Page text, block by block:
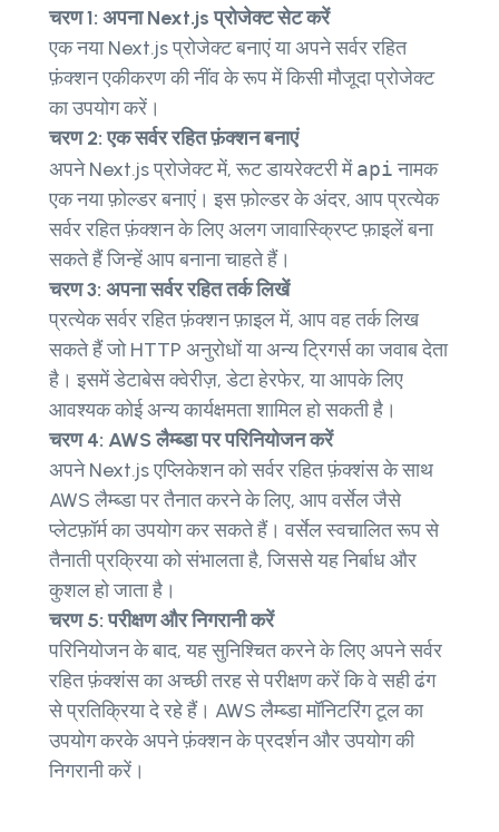
चरण 1: अपना Next.js प्रोजेक्ट सेट करें
एक नया Next.js प्रोजेक्ट बनाएं या अपने सर्वर रहित
फ़ंक्शन एकीकरण की नींव के रूप में किसी मौजूदा प्रोजेक्ट
का उपयोग करें।
चरण 2: एक सर्वर रहित फ़ंक्शन बनाएं
अपने Next.js प्रोजेक्ट में, रूट डायरेक्टरी मेंapiनामक
एक नया फ़ोल्डर बनाएं। इस फ़ोल्डर के अंदर, आप प्रत्येक
सर्वर रहित फ़ंक्शन के लिए अलग जावास्क्रिप्ट फ़ाइलें बना
सकते हैं जिन्हें आप बनाना चाहते हैं।
चरण 3: अपना सर्वर रहित तर्क लिखें
प्रत्येक सर्वर रहित फ़ंक्शन फ़ाइल में, आप वह तर्क लिख
सकते हैं जो HTTP अनुरोधों या अन्य ट्रिगर्स का जवाब देता
है। इसमें डेटाबेस क्वेरीज़, डेटा हेरफेर, या आपके लिए
आवश्यक कोई अन्य कार्यक्षमता शामिल हो सकती है।
चरण 4: AWS लैम्ब्डा पर परिनियोजन करें
अपने Next.js एप्लिकेशन को सर्वर रहित फ़ंक्शंस के साथ
AWS लैम्ब्डा पर तैनात करने के लिए, आप वर्सेल जैसे
प्लेटफ़ॉर्म का उपयोग कर सकते हैं। वर्सेल स्वचालित रूप से
तैनाती प्रक्रिया को संभालता है, जिससे यह निर्बाध और
कुशल हो जाता है।
चरण 5: परीक्षण और निगरानी करें
परिनियोजन के बाद, यह सुनिश्चित करने के लिए अपने सर्वर
रहित फ़ंक्शंस का अच्छी तरह से परीक्षण करें कि वे सही ढंग
से प्रतिक्रिया दे रहे हैं। AWS लैम्ब्डा मॉनिटरिंग टूल का
उपयोग करके अपने फ़ंक्शन के प्रदर्शन और उपयोग की
निगरानी करें।